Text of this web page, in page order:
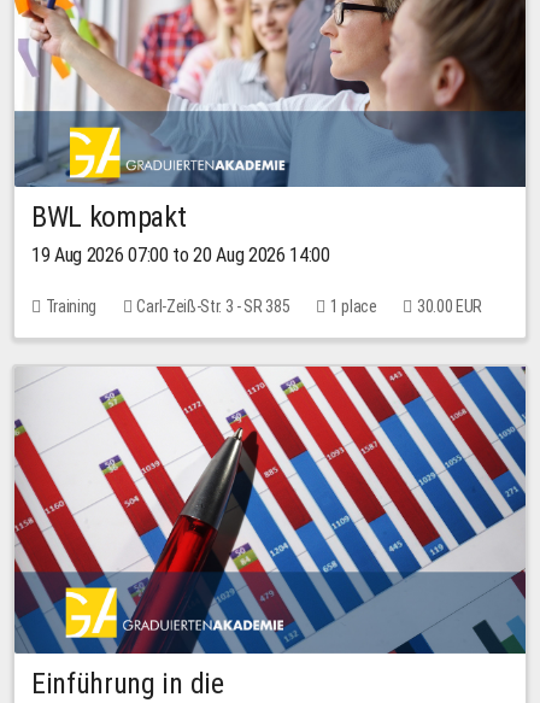
BWL kompakt
19 Aug 2026 07:00 to 20 Aug 2026 14:00
Training Carl-Zeiß-Str. 3 - SR 385 1 place 30.00 EUR
Einführung in die